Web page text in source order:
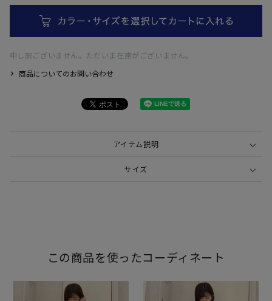
申し訳ございません。ただいま在庫がございません。
商品についてのお問い合わせ
アイテム説明
サイズ
この商品を使ったコーディネート